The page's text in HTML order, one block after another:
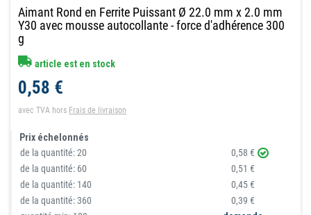
Aimant Rond en Ferrite Puissant Ø 22.0 mm x 2.0 mm
Y30 avec mousse autocollante - force d'adhérence 300
g
article est en stock
0,58 €
avec TVA hors Frais de livraison
Prix échelonnés
de la quantité:20
0,58 €
de la quantité: 60
0,51 €
de la quantité: 140
0,45 €
de la quantité:360
0,39 €